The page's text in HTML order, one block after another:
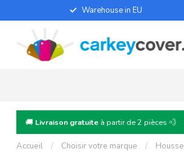
Warehouse in EU
🚚 Livraison gratuite à partir de 2 pièces 💨
Accueil / Choisir votre marque /